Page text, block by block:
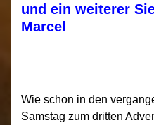
und ein weiterer
Marcel
Wie schon in den
Samstag zum dritten